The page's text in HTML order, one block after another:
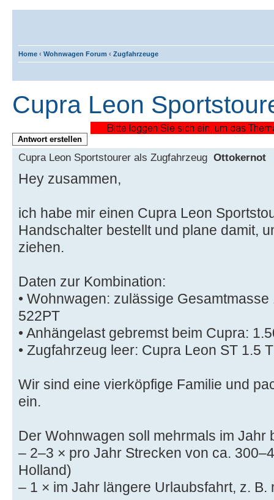
Home ‹ Wohnwagen Forum ‹ Zugfahrzeuge
Cupra Leon
Antwort erstellen
Cupra Leon Sportstourer als Zugfahrzeug Ottokernot
Hey zusammen,
ich habe mir einen Cupra Leon
Handschalter bestellt und plane damit,
ziehen.
Daten zur Kombination:
• Wohnwagen: zulässige
522PT
• Anhängelast gebremst beim Cupra:
• Zugfahrzeug leer: Cupra Leon ST 1.5
Wir sind eine vierköpfige Familie und
ein.
Der Wohnwagen soll mehrmals im Jahr
– 2–3 × pro Jahr Strecken von ca.
Holland)
– 1 × im Jahr längere Urlaubsfahrt, z.